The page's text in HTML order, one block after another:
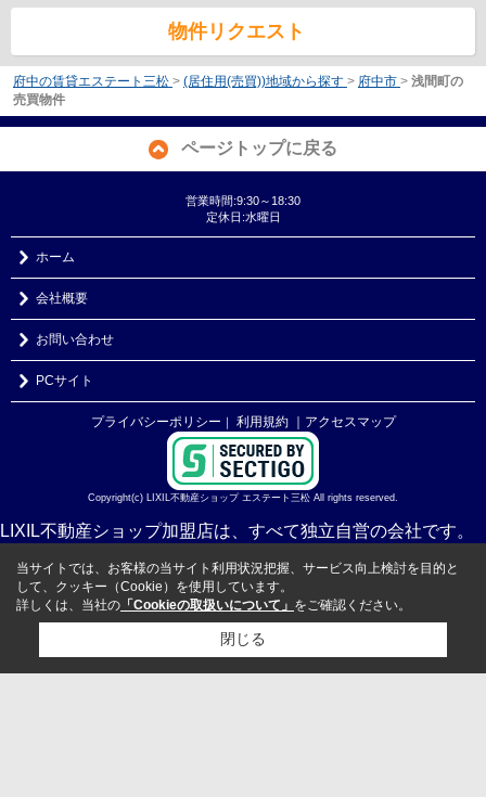
物件リクエスト
府中の賃貸エステート三松 > (居住用(売買))地域から探す > 府中市 > 浅間町の
売買物件
ページトップに戻る
営業時間:9:30～18:30
定休日:水曜日
ホーム
会社概要
お問い合わせ
PCサイト
プライバシーポリシー ｜ 利用規約 ｜アクセスマップ
Copyright(c) LIXIL不動産ショップ エステート三松 All rights reserved.
LIXIL不動産ショップ加盟店は、すべて独立自営の会社です。
当サイトでは、お客様の当サイト利用状況把握、サービス向上検討を目的と
して、クッキー（Cookie）を使用しています。
詳しくは、当社の 「Cookieの取扱いについて」 をご確認ください。
閉じる